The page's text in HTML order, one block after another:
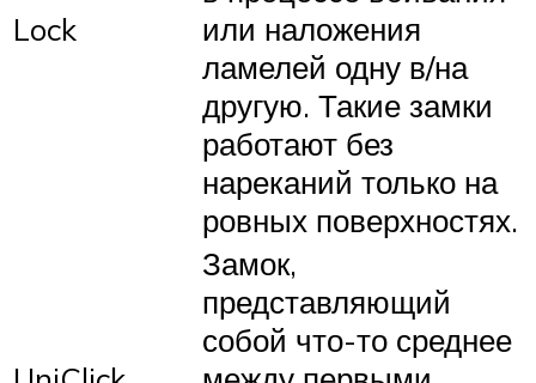
Lock
или наложения
ламелей одну в/на
другую. Такие замки
работают без
нареканий только на
ровных поверхностях.
Замок,
представляющий
собой что-то среднее